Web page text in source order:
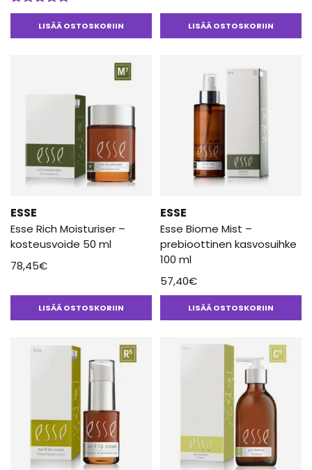
Arvostelu
tuotteesta:LISÄÄ OSTOSKORIIN LISÄÄ OSTOSKORIIN
ESSE
Esse Rich Moisturiser –
kosteusvoide 50 ml
78,45€
LISÄÄ OSTOSKORIIN
ESSE
Esse Biome Mist –
prebioottinen kasvosuihke
100 ml
57,40€
LISÄÄ OSTOSKORIIN